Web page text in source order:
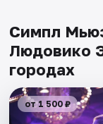
Симпл
Людовико
городах
от 1 500 ₽